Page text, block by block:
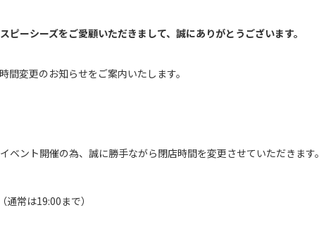
ピーシーズをご愛顧いただきまして、誠にありがとうございます。
間変更のお知らせをご案内いたします。
ベント開催の為、誠に勝手ながら閉店時間を変更させていただきます。
通常は19:00まで）